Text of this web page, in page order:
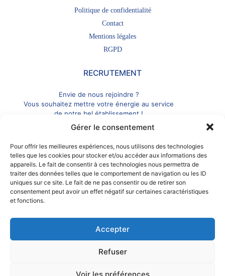
Gérer le consentement
Pour offrir les meilleures expériences, nous utilisons des technologies
telles que les cookies pour stocker et/ou accéder aux informations des
appareils. Le fait de consentir à ces technologies nous permettra de
traiter des données telles que le comportement de navigation ou les ID
uniques sur ce site. Le fait de ne pas consentir ou de retirer son
consentement peut avoir un effet négatif sur certaines caractéristiques
et fonctions.
Accepter
Refuser
Voir les préférences
Politique de confidentialité
Contact
Mentions légales
RGPD
RECRUTEMENT
Envie de nous rejoindre ?
Vous souhaitez mettre votre énergie au service
de notre bel établissement !
Déposer votre candidature
CONTACT
80, Boulevard Deganne, 33120 Arcachon
accueil@saint-dominique33.org
© 2023 EHPAD Sainte Dominique | Tous droits réservés |